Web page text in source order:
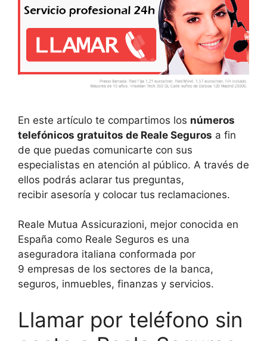
En este artículo te compartimos los números
telefónicos gratuitos de Reale Seguros a fin
de que puedas comunicarte con sus
especialistas en atención al público. A través de
ellos podrás aclarar tus preguntas,
recibir asesoría y colocar tus reclamaciones.
Reale Mutua Assicurazioni, mejor conocida en
España como Reale Seguros es una
aseguradora italiana conformada por
9 empresas de los sectores de la banca,
seguros, inmuebles, finanzas y servicios.
Llamar por teléfono sin